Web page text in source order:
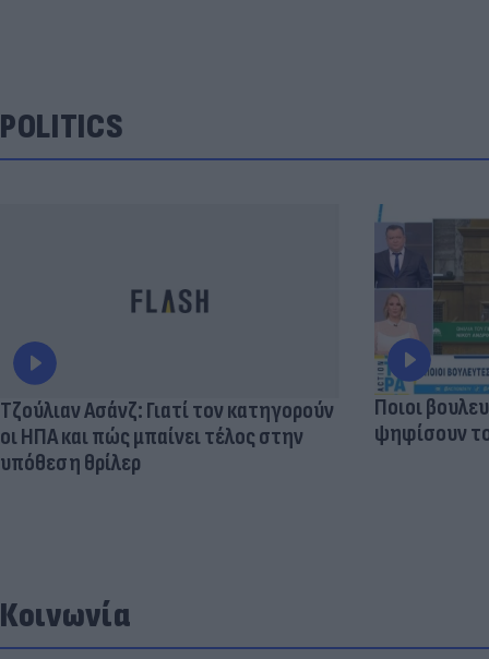
POLITICS
Τζούλιαν Ασάνζ: Γιατί τον κατηγορούν
οι ΗΠΑ και πώς μπαίνει τέλος στην
υπόθεση θρίλερ
Ποιοι
ψηφίσουν
Κοινωνία